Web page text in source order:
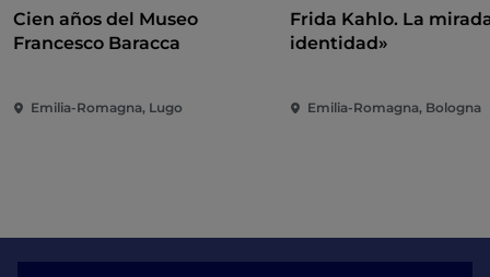
Cien años del Museo
Francesco Baracca
Emilia-Romagna, Lugo
Frida Kahlo. La
identidad»
Emilia-Romagna, Bologna